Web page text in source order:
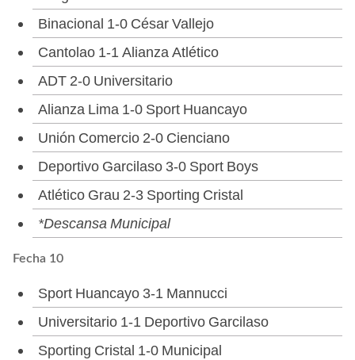
Binacional 1-0 César Vallejo
Cantolao 1-1 Alianza Atlético
ADT 2-0 Universitario
Alianza Lima 1-0 Sport Huancayo
Unión Comercio 2-0 Cienciano
Deportivo Garcilaso 3-0 Sport Boys
Atlético Grau 2-3 Sporting Cristal
*Descansa Municipal
Fecha 10
Sport Huancayo 3-1 Mannucci
Universitario 1-1 Deportivo Garcilaso
Sporting Cristal 1-0 Municipal